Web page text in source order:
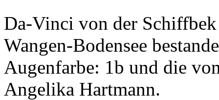
Da-Vinci von der
Wangen-Bodensee
Augenfarbe: 1b und die
Angelika Hartmann.